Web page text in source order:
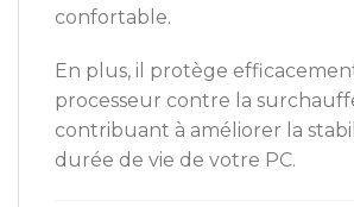
confortable.
En plus, il protège
processeur contre la
contribuant à améliorer la
durée de vie de votre PC.